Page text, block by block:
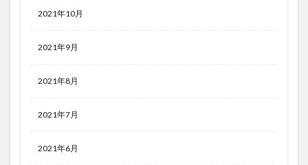
2021年10月
2021年9月
2021年8月
2021年7月
2021年6月